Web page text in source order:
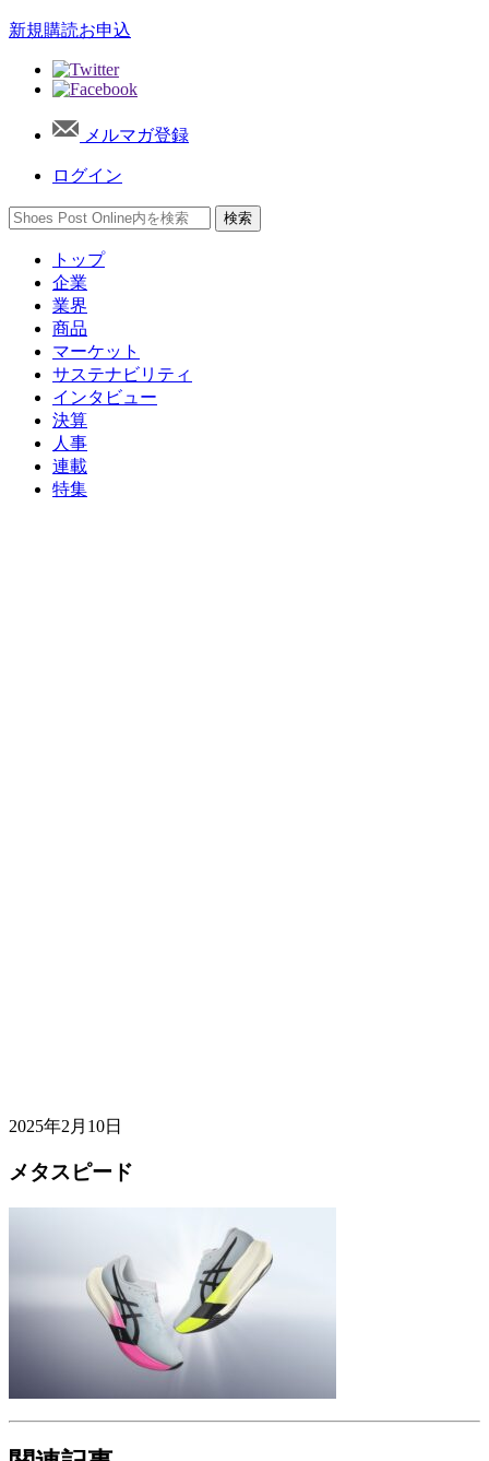
新規購読お申込
メルマガ登録
ログイン
トップ
企業
業界
商品
マーケット
サステナビリティ
インタビュー
決算
人事
連載
特集
2025年2月10日
メタスピード